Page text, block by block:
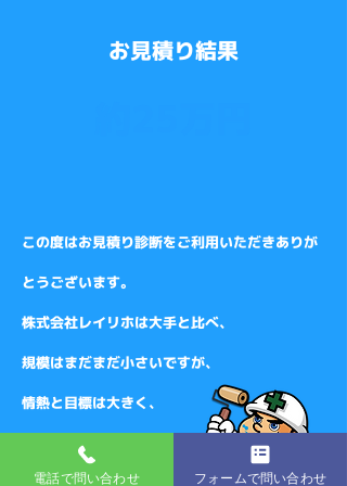
​お見積り結果
この度はお見積り診断をご利用いただきありが
とうございます。
株式会社レイリホは大手と比べ、
規模はまだまだ小さいですが、
情熱と目標は大きく、
安全で確実な施工を
お約束いたします。
電話で問い合わせ フォームで問い合わせ